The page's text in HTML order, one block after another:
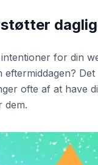
for din
eftermiddagen?
ofte af at have
dem.